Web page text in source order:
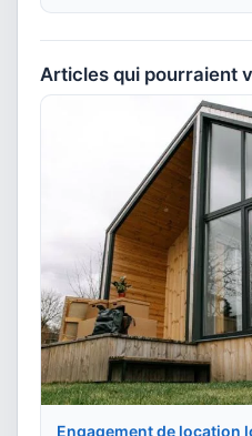
Articles qui pourraient
Engagement de location